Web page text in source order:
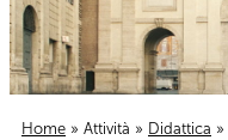
Home » Attività » Didattica »